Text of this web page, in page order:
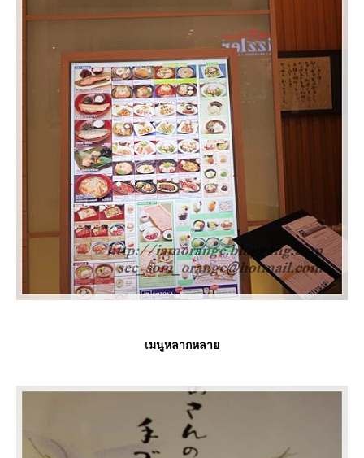
เมนูหลากหลา